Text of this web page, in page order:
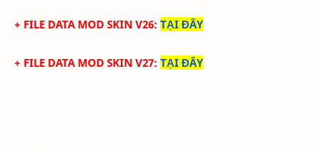
+ FILE DATA MOD SKIN V26: TẠI ĐÂY
+ FILE DATA MOD SKIN V27: TẠI ĐÂY